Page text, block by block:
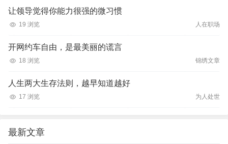
让领导觉得你能力很强的微习惯
19 浏览 人在职场
开网约车自由，是最美丽的谎言
18 浏览 锦绣文章
人生两大生存法则，越早知道越好
17 浏览 为人处世
最新文章